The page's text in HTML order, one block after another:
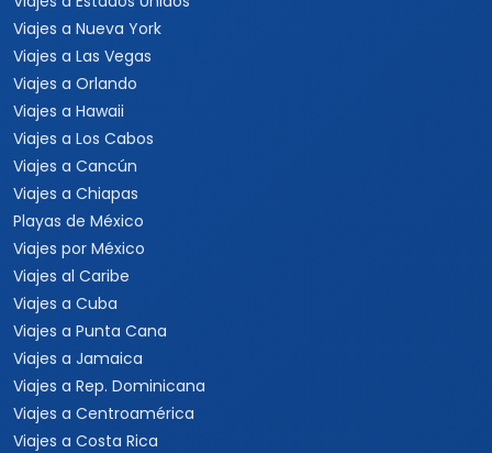
Viajes a Nueva York
Viajes a Las Vegas
Viajes a Orlando
Viajes a Hawaii
Viajes a Los Cabos
Viajes a Cancún
Viajes a Chiapas
Playas de México
Viajes por México
Viajes al Caribe
Viajes a Cuba
Viajes a Punta Cana
Viajes a Jamaica
Viajes a Rep. Dominicana
Viajes a Centroamérica
Viajes a Costa Rica